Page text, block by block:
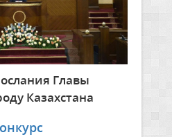
Главы
Казахстана